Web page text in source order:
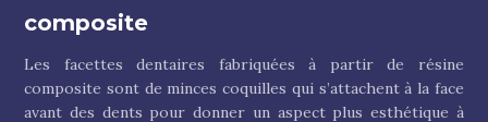
composite
Les facettes dentaires fabriquées à partir de résine
composite sont de minces coquilles qui s’attachent à la face
avant des dents pour donner un aspect plus esthétique à